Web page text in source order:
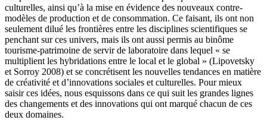
culturelles, ainsi qu’à la mise en évidence des nouveaux contre-
modèles de production et de consommation. Ce faisant, ils ont non
seulement dilué les frontières entre les disciplines scientifiques se
penchant sur ces univers, mais ils ont aussi permis au binôme
tourisme-patrimoine de servir de laboratoire dans lequel « se
multiplient les hybridations entre le local et le global » (Lipovetsky
et Sorroy 2008) et se concrétisent les nouvelles tendances en matière
de créativité et d’innovations sociales et culturelles. Pour mieux
saisir ces idées, nous esquissons dans ce qui suit les grandes lignes
des changements et des innovations qui ont marqué chacun de ces
deux domaines.